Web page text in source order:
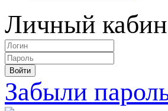
Личный
Забыли